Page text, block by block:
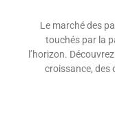
Le marché des
touchés par la
l’horizon.
croissance, des